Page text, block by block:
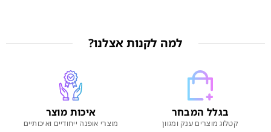
למה לקנות אצלנו?
בגלל המבחר
קטלוג מוצרים ענק ומגוון
איכות מוצר
מוצרי אופנה ייחודיים ואיכותיים